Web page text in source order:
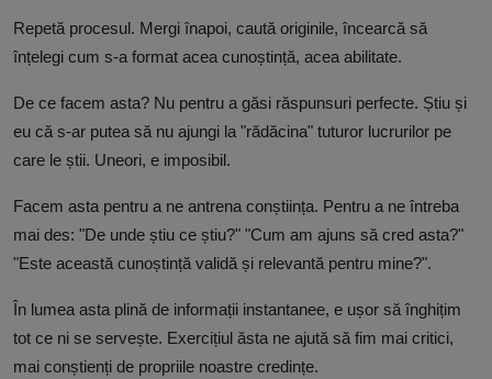
Repetă procesul. Mergi înapoi, caută originile, încearcă să
înțelegi cum s-a format acea cunoștință, acea abilitate.
De ce facem asta? Nu pentru a găsi răspunsuri perfecte. Știu și
eu că s-ar putea să nu ajungi la "rădăcina" tuturor lucrurilor pe
care le știi. Uneori, e imposibil.
Facem asta pentru a ne antrena conștiința. Pentru a ne întreba
mai des: "De unde știu ce știu?" "Cum am ajuns să cred asta?"
"Este această cunoștință validă și relevantă pentru mine?".
În lumea asta plină de informații instantanee, e ușor să înghițim
tot ce ni se servește. Exercițiul ăsta ne ajută să fim mai critici,
mai conștienți de propriile noastre credințe.